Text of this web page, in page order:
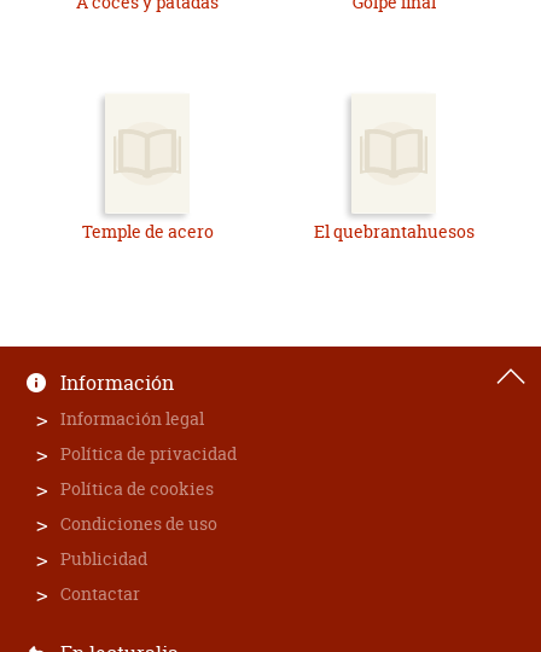
Temple de acero El quebrantahuesos
Información
Información legal
Política de privacidad
Política de cookies
Condiciones de uso
Publicidad
Contactar